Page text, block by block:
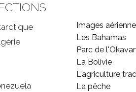
Images
Les Bahamas
Parc de
La Bolivie
L'agriculture
La pêche